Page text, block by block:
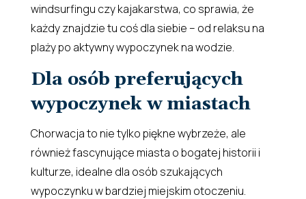
windsurfingu czy kajakarstwa, co sprawia, że
każdy znajdzie tu coś dla siebie – od relaksu na
plaży po aktywny wypoczynek na wodzie.
Dla osób preferujących
wypoczynek w miastach
Chorwacja to nie tylko piękne wybrzeże, ale
również fascynujące miasta o bogatej historii i
kulturze, idealne dla osób szukających
wypoczynku w bardziej miejskim otoczeniu.